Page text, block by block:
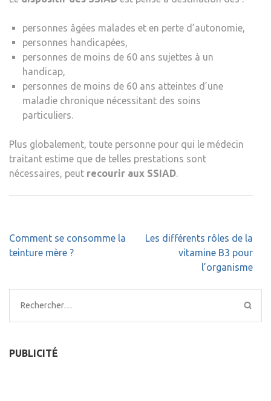
personnes âgées malades et en perte d’autonomie,
personnes handicapées,
personnes de moins de 60 ans sujettes à un
handicap,
personnes de moins de 60 ans atteintes d’une
maladie chronique nécessitant des soins
particuliers.
Plus globalement, toute personne pour qui le médecin
traitant estime que de telles prestations sont
nécessaires, peut recourir aux SSIAD.
Navigation
de
Comment se consomme la
teinture mère ?
Les différents rôles de la
vitamine B3 pour
l’organisme
Rechercher :
PUBLICITÉ